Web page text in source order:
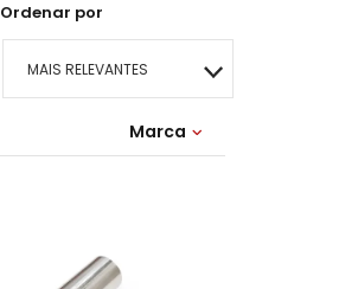
Ordenar por
MAIS RELEVANTES
MAIS VENDIDOSMarca